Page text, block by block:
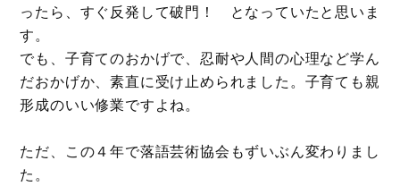
ったら、すぐ反発して破門！ となっていたと思いま
す。
でも、子育てのおかげで、忍耐や人間の心理など学ん
だおかげか、素直に受け止められました。子育ても親
形成のいい修業ですよね。
ただ、この４年で落語芸術協会もずいぶん変わりまし
た。